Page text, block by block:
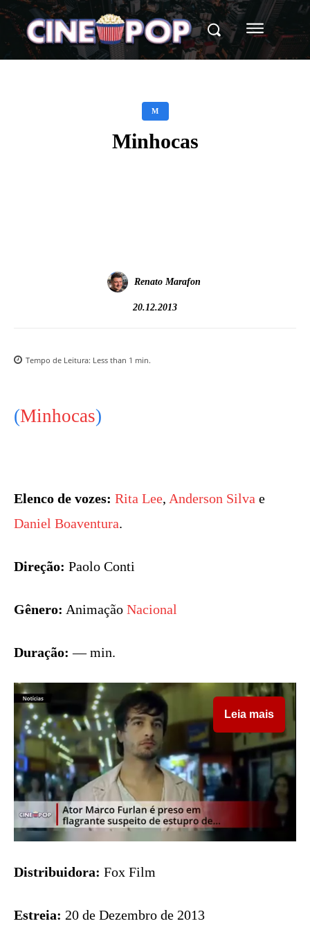
M
Minhocas
Renato Marafon
20.12.2013
Tempo de Leitura: Less than 1 min.
(Minhocas)
Elenco de vozes: Rita Lee, Anderson Silva e
Daniel Boaventura.
Direção: Paolo Conti
Gênero: Animação Nacional
Duração: — min.
Leia mais
Distribuidora: Fox Film
Estreia: 20 de Dezembro de 2013